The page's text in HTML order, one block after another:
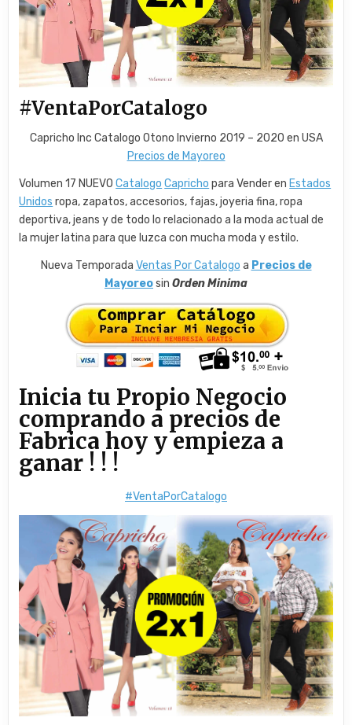
#VentaPorCatalogo
Capricho Inc Catalogo Otono Invierno 2019 – 2020 en USA
Precios de Mayoreo
Volumen 17 NUEVOCatalogo Capricho para Vender en Estados
Unidos ropa, zapatos, accesorios, fajas, joyeria fina, ropa
deportiva, jeans y de todo lo relacionado a la moda actual de
la mujer latina para que luzca con mucha moda y estilo.
Nueva Temporada Ventas Por Catalogo a Precios de
Mayoreosin Orden Minima
Inicia tu Propio Negocio
comprando a precios de
Fabrica hoy y empieza a
ganar ! ! !
#VentaPorCatalogo